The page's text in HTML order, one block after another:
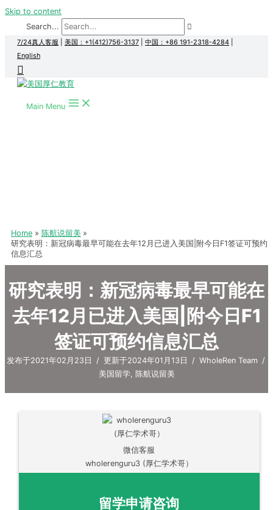
Skip to content
Search...
7/24真人客服 美国：+1(412)756-3137 中国：+86 191-2318-4284
English
Main Menu
Home
陈航说留美
研究表明：新冠病毒最早可能在去年12月已进入美国|附今日F1签证可预约
信息汇总
研究表明：新冠病毒最早可能在
去年12月已进入美国|附今日F1
签证可预约信息汇总
发布于2021年02月23日 / 更新于2024年01月13日 / WholeRen Team /
美国留学, 陈航说留美
微信客服
wholerenguru3 (厚仁学术哥）
留学申请咨询